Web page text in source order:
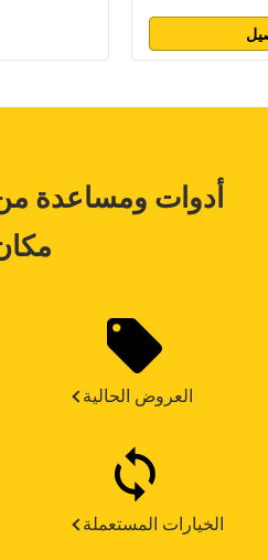
أدوات ومساعدة
العروض الحالية
الخيارات المستعملة